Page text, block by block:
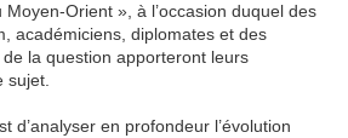
Orient », à l’occasion duquel des
académiciens, diplomates et des
la question apporteront leurs
sujet.
d’analyser en profondeur l’évolution